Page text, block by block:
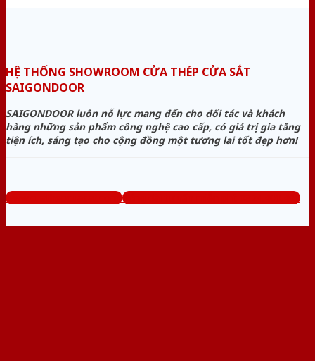
HỆ THỐNG SHOWROOM CỬA THÉP CỬA SẮT
SAIGONDOOR
SAIGONDOOR luôn nỗ lực mang đến cho đối tác và khách
hàng những sản phẩm công nghệ cao cấp, có giá trị gia tăng
tiện ích, sáng tạo cho cộng đồng một tương lai tốt đẹp hơn!
www.cuathepcuasat.com Tổng đài tư vấn miễn phí: 0824.400.400